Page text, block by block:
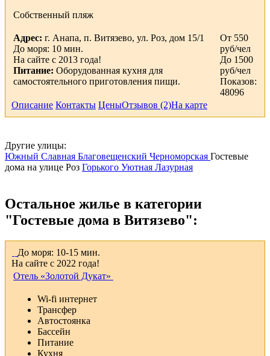
Собственный пляж
Адрес: г. Анапа, п. Витязево, ул. Роз, дом 15/1
До моря: 10 мин.
На сайте с 2013 года!
Питание: Оборудованная кухня для
самостоятельного приготовления пищи.
От 550
руб/чел
До 1500
руб/чел
Показов:
48096
Описание Контакты ЦеныОтзывов (2)На карте
Другие улицы:
Южный Славная Благовещенский Черноморская Гостевые
дома на улице Роз Горького Уютная Лазурная
Остальное жилье в категории
"Гостевые дома в Витязево":
До моря: 10-15 мин.
На сайте с 2022 года!
Отель «Золотой Дукат»
Wi-fi интернет
Трансфер
Автостоянка
Бассейн
Питание
Кухня